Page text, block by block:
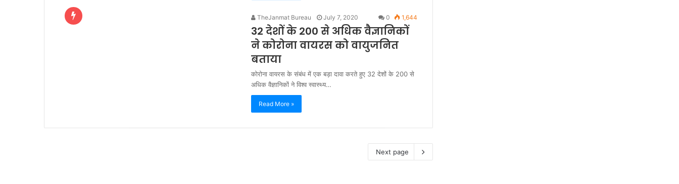
TheJanmat Bureau July 7, 2020 0 1,644
32 देशों के 200 से अधिक वैज्ञानिकों
ने कोरोना वायरस को वायुजनित
बताया
कोरोना वायरस के संबंध में एक बड़ा दावा करते हुए 32 देशों के 200 से
अधिक वैज्ञानिकों ने विश्व स्वास्थ्य…
Read More »
Next page